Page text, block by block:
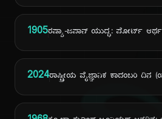
1905ರಷ್ಯಾ-ಜಪಾನ್ ಯುದ್ಧ: ಪೋರ್ಟ್
2024ರಾಷ್ಟ್ರೀಯ ವೈಜ್ಞಾನಿಕ ಕಾದಂಬರಿ ದಿನ